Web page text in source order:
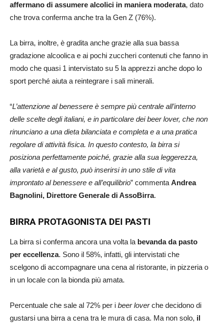
affermano di assumere alcolici in maniera moderata, dato
che trova conferma anche tra la Gen Z (76%).
La birra, inoltre, è gradita anche grazie alla sua bassa
gradazione alcoolica e ai pochi zuccheri contenuti che fanno in
modo che quasi 1 intervistato su 5 la apprezzi anche dopo lo
sport perché aiuta a reintegrare i sali minerali.
“L’attenzione al benessere è sempre più centrale all’interno
delle scelte degli italiani, e in particolare dei beer lover, che non
rinunciano a una dieta bilanciata e completa e a una pratica
regolare di attività fisica. In questo contesto, la birra si
posiziona perfettamente poiché, grazie alla sua leggerezza,
alla varietà e al gusto, può inserirsi in uno stile di vita
improntato al benessere e all’equilibrio” commenta Andrea
Bagnolini, Direttore Generale di AssoBirra.
BIRRA PROTAGONISTA DEI PASTI
La birra si conferma ancora una volta la bevanda da pasto
per eccellenza. Sono il 58%, infatti, gli intervistati che
scelgono di accompagnare una cena al ristorante, in pizzeria o
in un locale con la bionda più amata.
Percentuale che sale al 72% per i beer loverche decidono di
gustarsi una birra a cena tra le mura di casa. Ma non solo, il